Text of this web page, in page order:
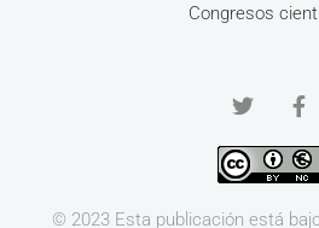
Congresos
© 2023 Esta publicación está